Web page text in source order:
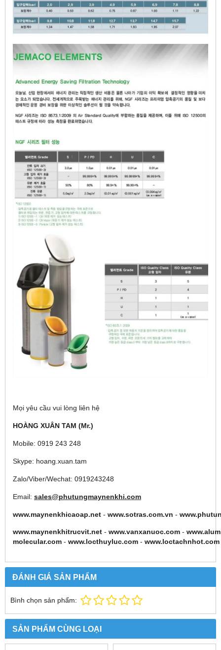
Mọi yêu cầu vui lòng liên hệ
HOÀNG XUÂN TAM (Mr.)
Mobile: 0919 243 248
Skype: hoang.xuan.tam
Zalo/Viber/Wechat: 0919243248
Email: sales@phutungmaynenkhi.com
www.maynenkhicaoap.net - www.sotras.com.vn -
www.maynenkhitrucvit.net - www.vanxanuoc.com -
molecular.com - www.locthuyluc.com - www.loctachnhot.com
ĐÁNH GIÁ SẢN PHẨM
Bình chọn sản phẩm:
SẢN PHẨM CÙNG LOẠI